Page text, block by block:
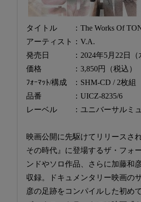
タイトル ：The Works Of
アーティスト：V.A.
発売日 ：2024年5月22日（
価格 ：3,850円（税込）
ﾌｫｰﾏｯﾄ/構成 ：SHM-CD / 2枚組
品番 ：UICZ-8235/6
レーベル ：ユニバーサルミュ
映画公開に先駆けてリリースさ
その時代』に登場するザ・フォ
ンドやソロ作品、さらに加藤和
収録。ドキュメンタリー映画の
彦の足跡をコンパイルした初め